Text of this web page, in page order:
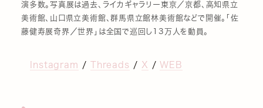
演多数。写真展は過去、ライカギャラリー東京／京都、高知県立
美術館、山口県立美術館、群馬県立館林美術館などで開催。「佐
藤健寿展奇界／世界」は全国で巡回し13万人を動員。
Instagram / Threads / X / WEB